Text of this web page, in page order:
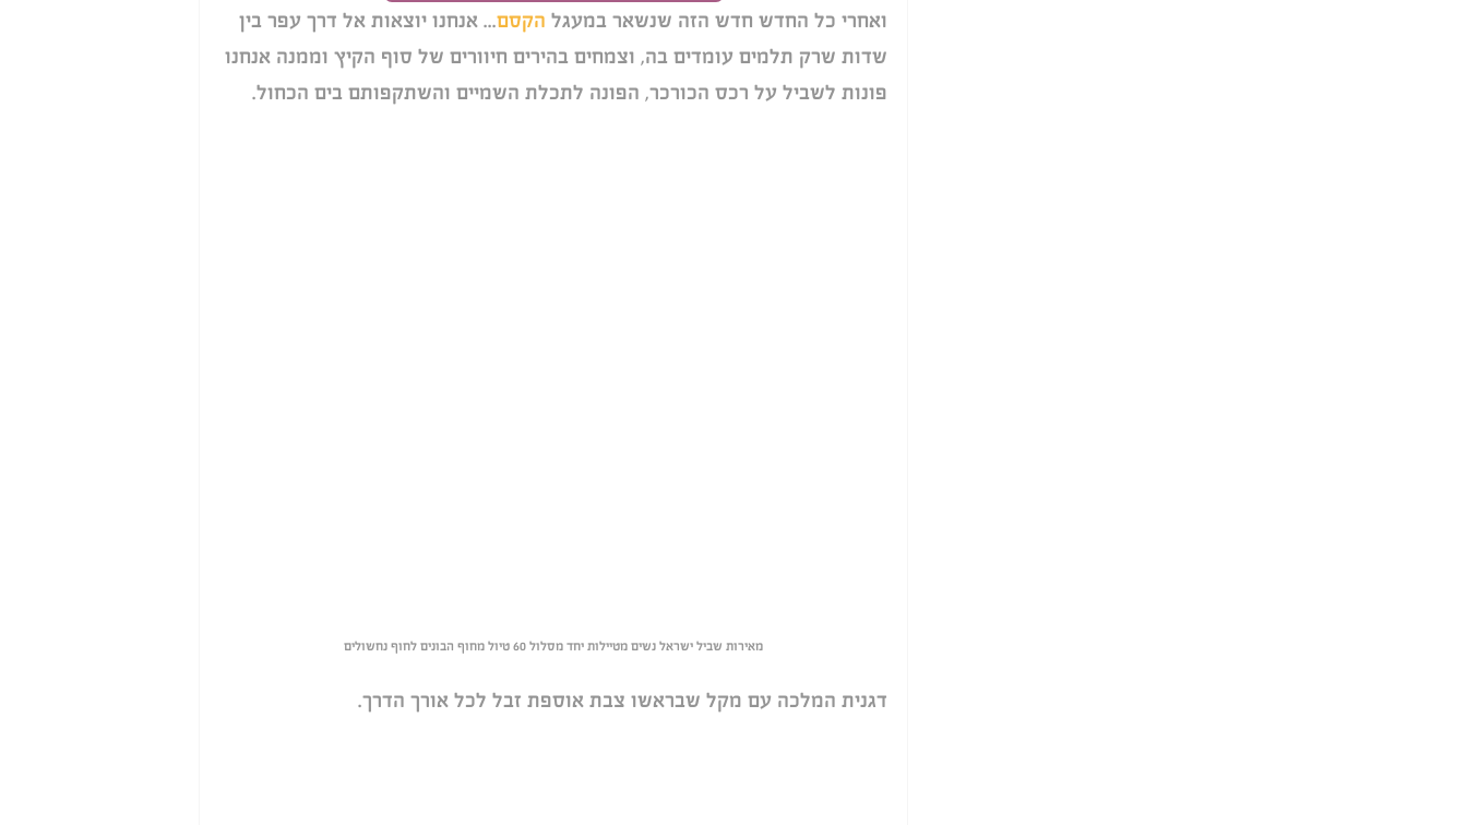
ואחרי כל החדש חדש הזה שנשאר במעגל הקסם... אנחנו יוצאות אל דרך עפר בין
שדות שרק תלמים עומדים בה, וצמחים בהירים חיוורים של סוף הקיץ וממנה אנחנו
פונות לשביל על רכס הכורכר, הפונה לתכלת השמיים והשתקפותם בים הכחול.
מאירות שביל ישראל נשים מטיילות יחד מסלול 60 טיול מחוף הבונים לחוף נחשולים
דגנית המלכה עם מקל שבראשו צבת אוספת זבל לכל אורך הדרך.